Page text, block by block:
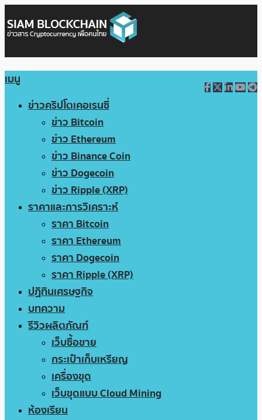
เมนู
ข่าวคริปโตเคอเรนซี่
ข่าว Bitcoin
ข่าว Ethereum
ข่าว Binance Coin
ข่าว Dogecoin
ข่าว Ripple (XRP)
ราคาและการวิเคราะห์
ราคา Bitcoin
ราคา Ethereum
ราคา Dogecoin
ราคา Ripple (XRP)
ปฏิทินเศรษฐกิจ
บทความ
รีวิวผลิตภัณฑ์
เว็บซื้อขาย
กระเป๋าเก็บเหรียญ
เครื่องขุด
เว็บขุดแบบ Cloud Mining
ห้องเรียน